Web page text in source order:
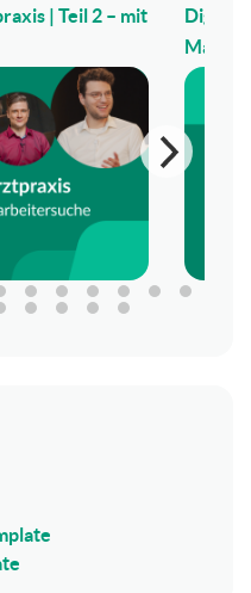
| Teil 2 – mit